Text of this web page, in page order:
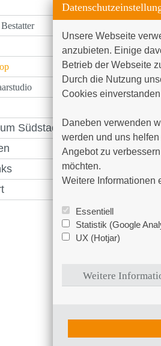
Südstadt
Sie
dass
zu
Im
Wir
Unsere Webseite
anzubieten. Einige
Betrieb der Webseite
Durch die Nutzung
Cookies
Daneben verwenden
werden und uns
Angebot zu
möchten.
Weitere Informationen
Essentiell
Statistik (Google
UX (Hotjar)
Weitere